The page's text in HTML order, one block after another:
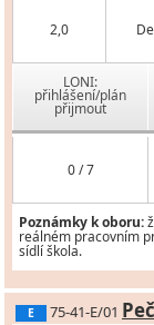
2,0
LONI:
přihlášení/plán
přijmout
0 / 7
Poznámky k oboru:
reálném pracovním
sídlí škola.
E 75-41-E/01